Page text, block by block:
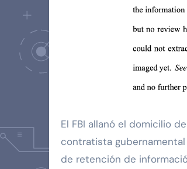
El FBI allanó el domicilio
contratista
de retención de